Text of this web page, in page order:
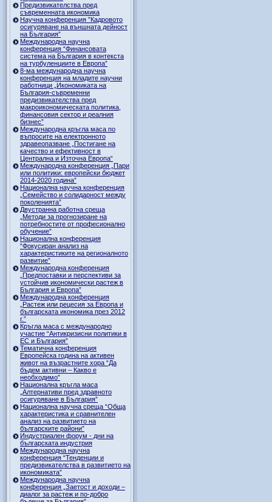
Предизвикателства пред
съвременната икономика
Научна конференция ”Кадровото
осигуряване на външната дейност
на България”
Международна научна
конференция “Финансовата
система на България в контекста
на турбуленциите в Европа”
8-ма международна научна
конференция на младите научни
работници „Икономиката на
България-съвременни
предизвикателства пред
макроикономическата политика,
финансовия сектор и реалния
бизнес”
Международна кръгла маса по
въпросите на електронното
здравеопазване „Постигане на
качество и ефективност в
Централна и Източна Европа“
Международна конференция „Пари
или политики: европейски бюджет
2014-2020 година”
Национална научна конференция
„Семейство и солидарност между
поколенията”
Двустранна работна среща
„Методи за прогнозиране на
потребностите от професионално
обучение”
Национална конференция
“Фокусиран анализ на
характеристиките на регионалното
развитие”
Международна конференция
„Предпоставки и перспективи за
устойчив икономически растеж в
България и Европа”
Международна конференция
„Растеж или рецесия за Европа и
българската икономика през 2012
г.”
Кръгла маса с международно
участие “Антикризисни политики в
ЕС и България”
Тематична конференция
Европейска година на активен
живот на възрастните хора “Да
бъдем активни – Какво е
необходимо”
Национална кръгла маса
„Алтернативи пред здравното
осигуряване в България”
Национална научна среща “Обща
характеристика и сравнителен
анализ на развитието на
българските райони”
Индустриален форум - дни на
българската индустрия
Международна научна
конференция “Тенденции и
предизвикателства в развитието на
икономиката”
Международна научна
конференция „Заетост и доходи –
диалог за растеж и по-добро